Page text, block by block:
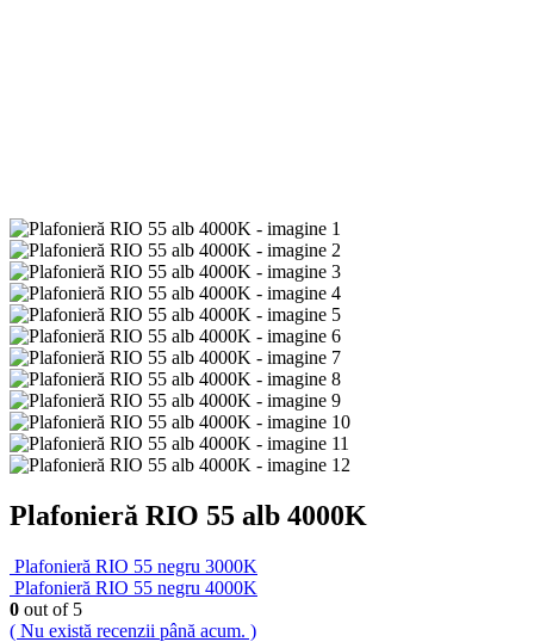
Plafonieră RIO 55 alb 4000K
Plafonieră RIO 55 negru 3000K
Plafonieră RIO 55 negru 4000K
0 out of 5
( Nu există recenzii până acum. )